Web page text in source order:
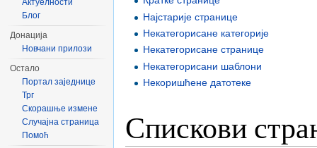
Најстарије странице
Некатегорисане категорије
Некатегорисане странице
Некатегорисани шаблони
Некоришћене датотеке
Спискови
Актуелности
Блог
Донација
Новчани прилози
Остало
Портал заједнице
Трг
Скорашње измене
Случајна страница
Помоћ